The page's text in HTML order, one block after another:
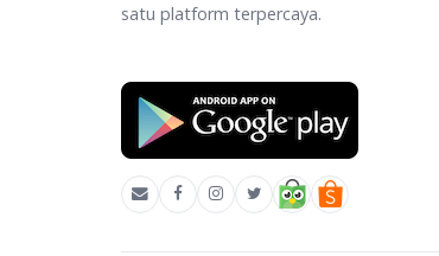
satu platform terpercaya.